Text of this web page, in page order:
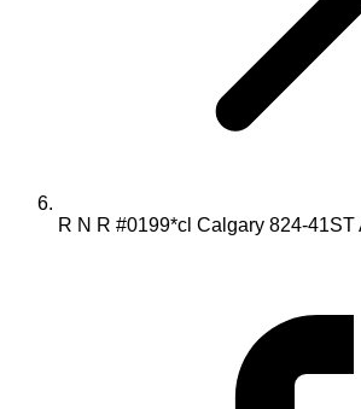
R N R #0199*cl Calgary 824-41ST